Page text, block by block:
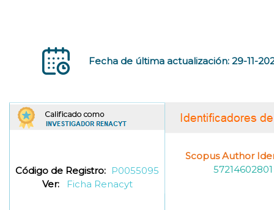
Fecha de última actualización: 29-11-
Código de Registro: P0055095
Ver:
Ficha Renacyt
Scopus Author
57214602801